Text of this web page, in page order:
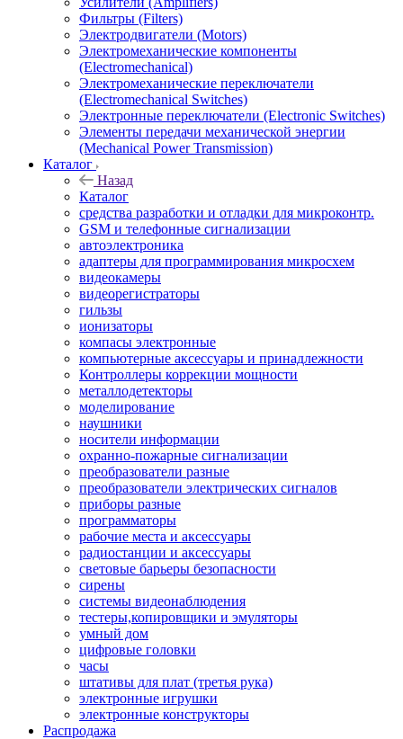
Фильтры (Filters)
Электродвигатели (Motors)
Электромеханические компоненты
(Electromechanical)
Электромеханические переключатели
(Electromechanical Switches)
Электронные переключатели (Electronic Switches)
Элементы передачи механической энергии
(Mechanical Power Transmission)
Каталог
Назад
Каталог
cредства разработки и отладки для микроконтр.
GSM и телефонные сигнализации
автоэлектроника
адаптеры для программирования микросхем
видеокамеры
видеорегистраторы
гильзы
ионизаторы
компасы электронные
компьютерные аксессуары и принадлежности
Контроллеры коррекции мощности
металлодетекторы
моделирование
наушники
носители информации
охранно-пожарные сигнализации
преобразователи разные
преобразователи электрических сигналов
приборы разные
программаторы
рабочие места и аксессуары
радиостанции и аксессуары
световые барьеры безопасности
сирены
системы видеонаблюдения
тестеры,копировщики и эмуляторы
умный дом
цифровые головки
часы
штативы для плат (третья рука)
электронные игрушки
электронные конструкторы
Распродажа